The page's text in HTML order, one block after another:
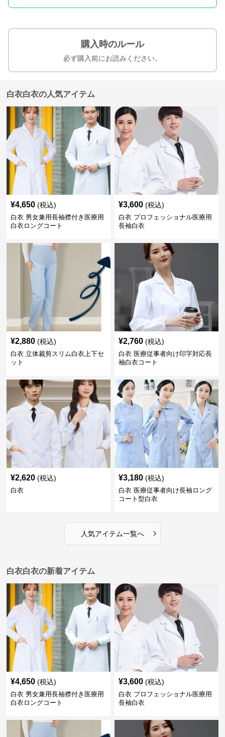
購入時のルール
必ず購入前にお読みください。
白衣白衣の人気アイテム
¥4,650 (税込)
白衣 男女兼用長袖襟付き医療用
白衣ロングコート
¥3,600 (税込)
白衣 プロフェッショナル医療用
長袖白衣
¥2,880 (税込)
白衣 立体裁剪スリム白衣上下セ
ット
¥2,760 (税込)
白衣 医療従事者向け印字対応長
袖白衣コート
¥2,620 (税込)
白衣
¥3,180 (税込)
白衣 医療従事者向け長袖ロング
コート型白衣
人気アイテム一覧へ ›
白衣白衣の新着アイテム
¥4,650 (税込)
白衣 男女兼用長袖襟付き医療用
白衣ロングコート
¥3,600 (税込)
白衣 プロフェッショナル医療用
長袖白衣